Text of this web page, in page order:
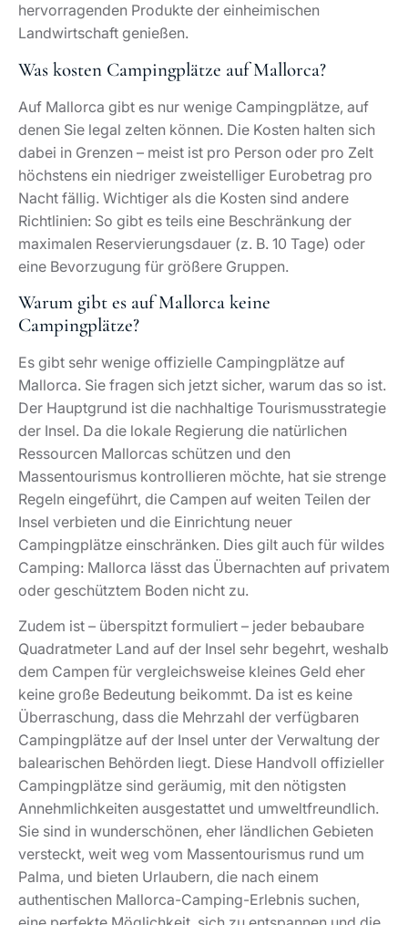
hervorragenden Produkte der einheimischen
Landwirtschaft genießen.
Was kosten Campingplätze auf Mallorca?
Auf Mallorca gibt es nur wenige Campingplätze, auf
denen Sie legal zelten können. Die Kosten halten sich
dabei in Grenzen – meist ist pro Person oder pro Zelt
höchstens ein niedriger zweistelliger Eurobetrag pro
Nacht fällig. Wichtiger als die Kosten sind andere
Richtlinien: So gibt es teils eine Beschränkung der
maximalen Reservierungsdauer (z. B. 10 Tage) oder
eine Bevorzugung für größere Gruppen.
Warum gibt es auf Mallorca keine
Campingplätze?
Es gibt sehr wenige offizielle Campingplätze auf
Mallorca. Sie fragen sich jetzt sicher, warum das so ist.
Der Hauptgrund ist die nachhaltige Tourismusstrategie
der Insel. Da die lokale Regierung die natürlichen
Ressourcen Mallorcas schützen und den
Massentourismus kontrollieren möchte, hat sie strenge
Regeln eingeführt, die Campen auf weiten Teilen der
Insel verbieten und die Einrichtung neuer
Campingplätze einschränken. Dies gilt auch für wildes
Camping: Mallorca lässt das Übernachten auf privatem
oder geschütztem Boden nicht zu.
Zudem ist – überspitzt formuliert – jeder bebaubare
Quadratmeter Land auf der Insel sehr begehrt, weshalb
dem Campen für vergleichsweise kleines Geld eher
keine große Bedeutung beikommt. Da ist es keine
Überraschung, dass die Mehrzahl der verfügbaren
Campingplätze auf der Insel unter der Verwaltung der
balearischen Behörden liegt. Diese Handvoll offizieller
Campingplätze sind geräumig, mit den nötigsten
Annehmlichkeiten ausgestattet und umweltfreundlich.
Sie sind in wunderschönen, eher ländlichen Gebieten
versteckt, weit weg vom Massentourismus rund um
Palma, und bieten Urlaubern, die nach einem
authentischen Mallorca-Camping-Erlebnis suchen,